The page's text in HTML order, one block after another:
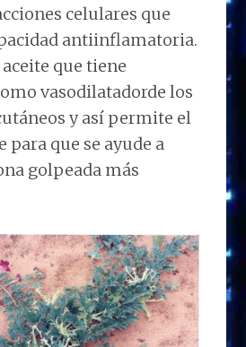
celulares que
antiinflamatoria.
que tiene
vasodilatadorde los
y así permite el
para que se ayude a
golpeada más